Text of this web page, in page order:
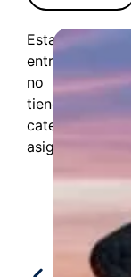
Esta
entrada
no
tiene
categorías
asignadas.